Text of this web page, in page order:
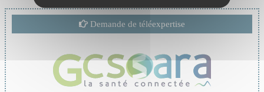
Demande de téléexpertise